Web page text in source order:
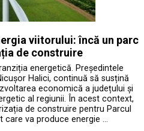
viitorului: încă un parc
de construire
energetică. Președintele
Halici, continuă să susțină
economică a județului și
al regiunii. În acest context,
de construire pentru Parcul
care va produce energie …